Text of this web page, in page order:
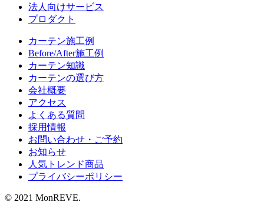
法人向けサービス
プロダクト
カーテン施工例
Before/After施工例
カーテン知識
カーテンの選び方
会社概要
アクセス
よくある質問
採用情報
お問い合わせ・ご予約
お知らせ
人気トレンド商品
プライバシーポリシー
© 2021 MonREVE.